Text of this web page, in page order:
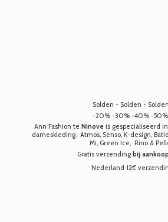
Solden - Solden - Solden
-20% -30% -40% -50%...
Ann Fashion te Ninove is gespecialiseerd
dameskleding. Atmos, Senso, K-design,
Mi, Green Ice, Rino &
Gratis verzending bij
Nederland 12€